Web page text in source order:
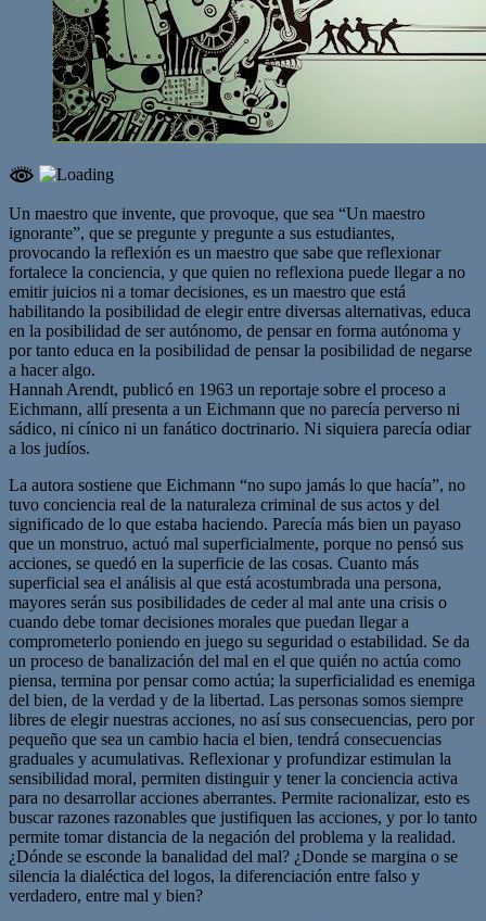
Un maestro que invente, que provoque, que sea “Un maestro
ignorante”, que se pregunte y pregunte a sus estudiantes,
provocando la reflexión es un maestro que sabe que reflexionar
fortalece la conciencia, y que quien no reflexiona puede llegar a no
emitir juicios ni a tomar decisiones, es un maestro que está
habilitando la posibilidad de elegir entre diversas alternativas, educa
en la posibilidad de ser autónomo, de pensar en forma autónoma y
por tanto educa en la posibilidad de pensar la posibilidad de negarse
a hacer algo.
Hannah Arendt, publicó en 1963 un reportaje sobre el proceso a
Eichmann, allí presenta a un Eichmann que no parecía perverso ni
sádico, ni cínico ni un fanático doctrinario. Ni siquiera parecía odiar
a los judíos.
La autora sostiene que Eichmann “no supo jamás lo que hacía”, no
tuvo conciencia real de la naturaleza criminal de sus actos y del
significado de lo que estaba haciendo. Parecía más bien un payaso
que un monstruo, actuó mal superficialmente, porque no pensó sus
acciones, se quedó en la superficie de las cosas. Cuanto más
superficial sea el análisis al que está acostumbrada una persona,
mayores serán sus posibilidades de ceder al mal ante una crisis o
cuando debe tomar decisiones morales que puedan llegar a
comprometerlo poniendo en juego su seguridad o estabilidad. Se da
un proceso de banalización del mal en el que quién no actúa como
piensa, termina por pensar como actúa; la superficialidad es enemiga
del bien, de la verdad y de la libertad. Las personas somos siempre
libres de elegir nuestras acciones, no así sus consecuencias, pero por
pequeño que sea un cambio hacia el bien, tendrá consecuencias
graduales y acumulativas. Reflexionar y profundizar estimulan la
sensibilidad moral, permiten distinguir y tener la conciencia activa
para no desarrollar acciones aberrantes. Permite racionalizar, esto es
buscar razones razonables que justifiquen las acciones, y por lo tanto
permite tomar distancia de la negación del problema y la realidad.
¿Dónde se esconde la banalidad del mal? ¿Donde se margina o se
silencia la dialéctica del logos, la diferenciación entre falso y
verdadero, entre mal y bien?